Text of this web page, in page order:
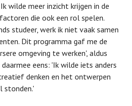
wilde meer inzicht krijgen in de
die ook een rol spelen.
studeer, werk ik niet vaak samen
Dit programma gaf me de
omgeving te werken', aldus
eens: 'Ik wilde iets anders
denken en het ontwerpen
stonden.'